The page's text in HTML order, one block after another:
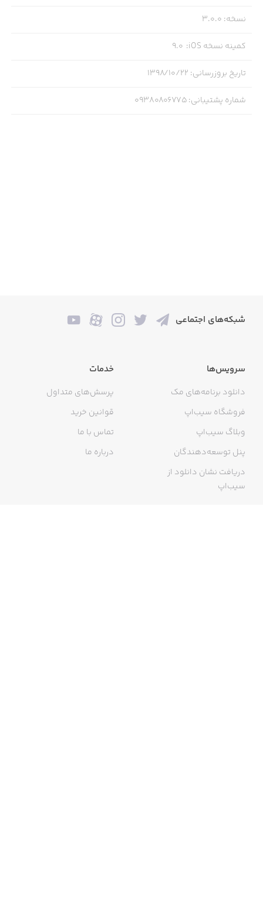
نسخه:
3.0.0
کمینه نسخه iOS :
9.0
تاریخ بروزرسانی: ۱۳۹۸/۱۰/۲۲
شماره پشتیبانی:
09380806775
شبکه‌های اجتماعی
سرویس‌ها
دانلود برنامه‌های مک
فروشگاه سیب‌اپ
وبلاگ سیب‌اپ
پنل توسعه‌دهندگان
دریافت نشان دانلود از
سیب‌اپ
خدمات
پرسش‌های متداول
قوانین خرید
تماس با ما
درباره ما